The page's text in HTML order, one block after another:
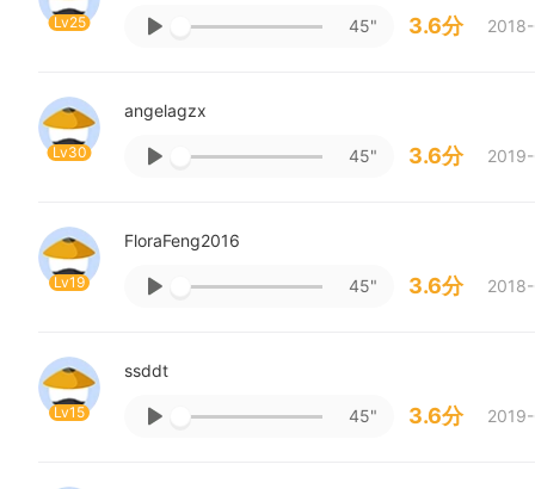
Lv25 45" 3.6分
Lv30
angelagzx
45" 3.6分
Lv19
FloraFeng2016
45" 3.6分
Lv15
ssddt
45" 3.6分